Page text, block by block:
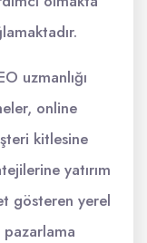
uzmanlığı
online
kitlesine
yatırım
gösteren yerel